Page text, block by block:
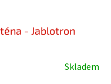
- Jablotron
Skladem